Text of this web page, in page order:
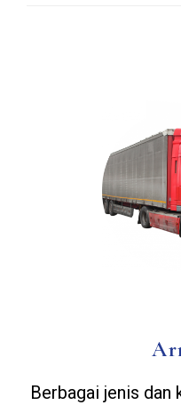
Berbagai jenis dan